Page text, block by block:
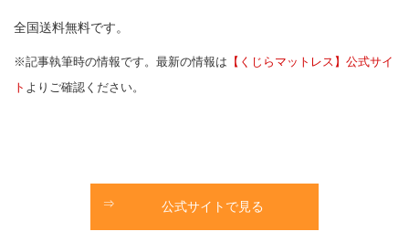
全国送料無料です。
※記事執筆時の情報です。最新の情報は 【くじらマットレス】公式サイ
ト よりご確認ください。
公式サイトで見る